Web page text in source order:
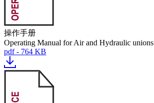
操作手册
Operating Manual for Air and Hydraulic unions
pdf - 764 KB